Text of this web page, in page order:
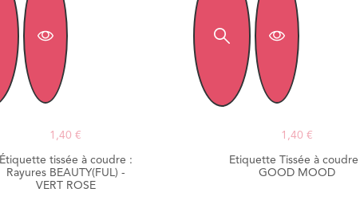
Étiquette tissée à coudre :
Rayures BEAUTY(FUL) -
VERT ROSE
1,40 €
Etiquette Tissée à coudre
GOOD MOOD
1,40 €